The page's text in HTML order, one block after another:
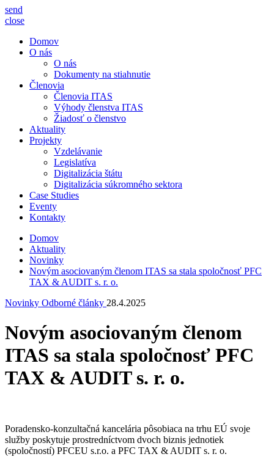
send
close
Domov
O nás
O nás
Dokumenty na stiahnutie
Členovia
Členovia ITAS
Výhody členstva ITAS
Žiadosť o členstvo
Aktuality
Projekty
Vzdelávanie
Legislatíva
Digitalizácia štátu
Digitalizácia súkromného sektora
Case Studies
Eventy
Kontakty
Domov
Aktuality
Novinky
Novým asociovaným členom ITAS sa stala spoločnosť PFC
TAX & AUDIT s. r. o.
Novinky Odborné články 28.4.2025
Novým asociovaným členom
ITAS sa stala spoločnosť PFC
TAX & AUDIT s. r. o.
Poradensko-konzultačná kancelária pôsobiaca na trhu EÚ svoje
služby poskytuje prostredníctvom dvoch biznis jednotiek
(spoločností) PFCEU s.r.o. a PFC TAX & AUDIT s. r. o.